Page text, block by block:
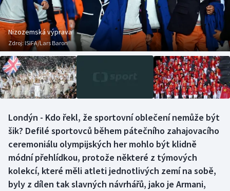
Baseball a softbal
Basketbal
Biatlon
Boby a skeleton
Curling
Dostihy
Florbal
Soutěže
Historické návraty
Aplikace ČT sport
AZ kvíz
Nizozemská výprava
Zdroj:ISIFA/Lars Baron
Londýn - Kdo řekl, že sportovní oblečení nemůže být
šik? Defilé sportovců během pátečního zahajovacího
ceremoniálu olympijských her mohlo být klidně
módní přehlídkou, protože některé z týmových
kolekcí, které měli atleti jednotlivých zemí na sobě,
byly z dílen tak slavných návrhářů, jako je Armani,